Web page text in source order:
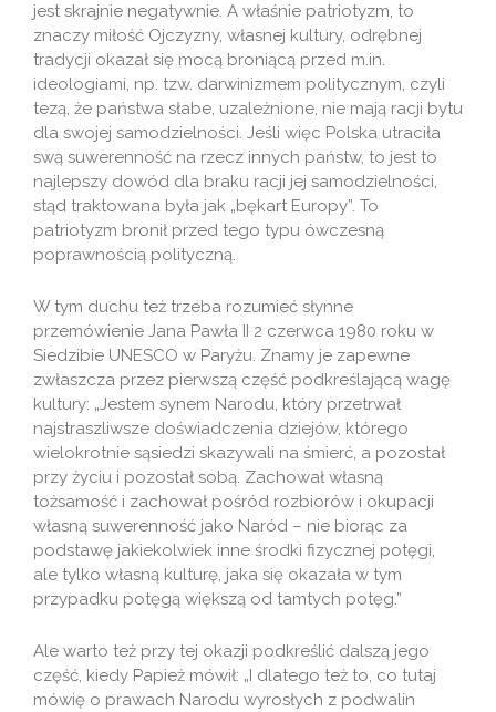
jest skrajnie negatywnie. A właśnie patriotyzm, to
znaczy miłość Ojczyzny, własnej kultury, odrębnej
tradycji okazał się mocą broniącą przed m.in.
ideologiami, np. tzw. darwinizmem politycznym, czyli
tezą, że państwa słabe, uzależnione, nie mają racji bytu
dla swojej samodzielności. Jeśli więc Polska utraciła
swą suwerenność na rzecz innych państw, to jest to
najlepszy dowód dla braku racji jej samodzielności,
stąd traktowana była jak „bękart Europy”. To
patriotyzm bronił przed tego typu ówczesną
poprawnością polityczną.
W tym duchu też trzeba rozumieć słynne
przemówienie Jana Pawła II 2 czerwca 1980 roku w
Siedzibie UNESCO w Paryżu. Znamy je zapewne
zwłaszcza przez pierwszą część podkreślającą wagę
kultury: „Jestem synem Narodu, który przetrwał
najstraszliwsze doświadczenia dziejów, którego
wielokrotnie sąsiedzi skazywali na śmierć, a pozostał
przy życiu i pozostał sobą. Zachował własną
tożsamość i zachował pośród rozbiorów i okupacji
własną suwerenność jako Naród – nie biorąc za
podstawę jakiekolwiek inne środki fizycznej potęgi,
ale tylko własną kulturę, jaka się okazała w tym
przypadku potęgą większą od tamtych potęg.”
Ale warto też przy tej okazji podkreślić dalszą jego
część, kiedy Papież mówił: „I dlatego też to, co tutaj
mówię o prawach Narodu wyrosłych z podwalin